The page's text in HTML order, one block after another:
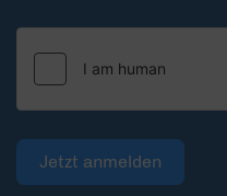
Jetzt anmelden